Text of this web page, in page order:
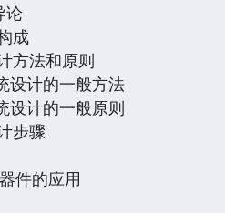
论
成
法和原则
计的一般方法
计的一般原则
步骤
件的应用